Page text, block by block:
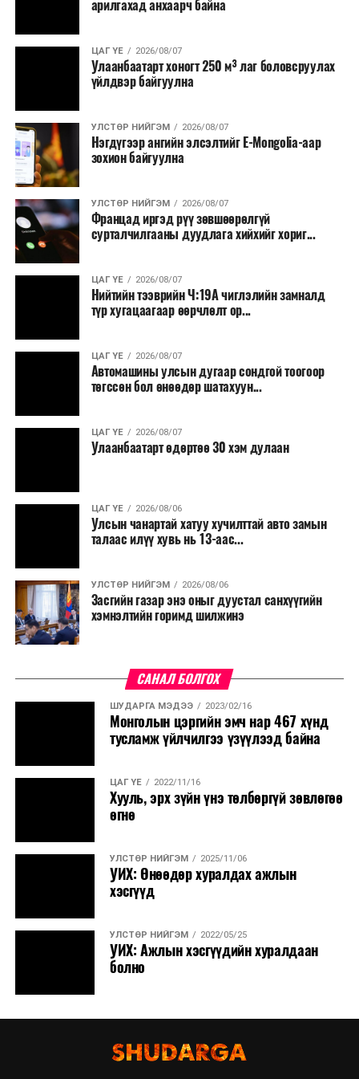
арилгахад анхаарч байна
ЦАГ ҮЕ 2026/08/07
Улаанбаатарт хоногт 250 м³ лаг боловсруулах
үйлдвэр байгуулна
УЛСТӨР НИЙГЭМ 2026/08/07
Нэгдүгээр ангийн элсэлтийг E-Mongolia-аар
зохион байгуулна
УЛСТӨР НИЙГЭМ 2026/08/07
Францад иргэд рүү зөвшөөрөлгүй
сурталчилгааны дуудлага хийхийг хориг...
ЦАГ ҮЕ 2026/08/07
Нийтийн тээврийн Ч:19А чиглэлийн замналд
түр хугацаагаар өөрчлөлт ор...
ЦАГ ҮЕ 2026/08/07
Автомашины улсын дугаар сондгой тоогоор
төгссөн бол өнөөдөр шатахуун...
ЦАГ ҮЕ 2026/08/07
Улаанбаатарт өдөртөө 30 хэм дулаан
ЦАГ ҮЕ 2026/08/06
Улсын чанартай хатуу хучилттай авто замын
талаас илүү хувь нь 13-аас...
УЛСТӨР НИЙГЭМ 2026/08/06
Засгийн газар энэ оныг дуустал санхүүгийн
хэмнэлтийн горимд шилжинэ
САНАЛ БОЛГОХ
ШУДАРГА МЭДЭЭ 2023/02/16
Монголын цэргийн эмч нар 467 хүнд
тусламж үйлчилгээ үзүүлээд байна
ЦАГ ҮЕ 2022/11/16
Хууль, эрх зүйн үнэ төлбөргүй зөвлөгөө
өгнө
УЛСТӨР НИЙГЭМ 2025/11/06
УИХ: Өнөөдөр хуралдах ажлын
хэсгүүд
УЛСТӨР НИЙГЭМ 2022/05/25
УИХ: Ажлын хэсгүүдийн хуралдаан
болно